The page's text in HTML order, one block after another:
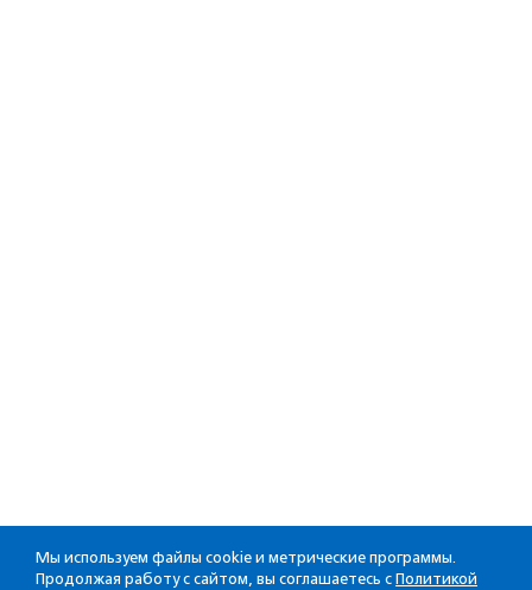
Мы используем файлы cookie и метрические программы.
Продолжая работу с сайтом, вы соглашаетесь с Политикой